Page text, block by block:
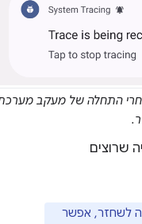
התחלה של מעקב מערכת
שרוצים
לשחזר, אפשר